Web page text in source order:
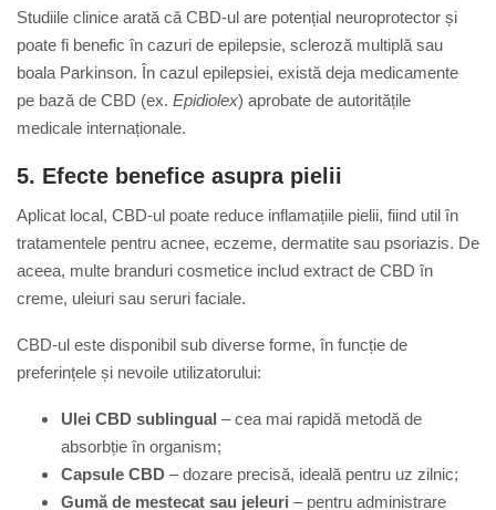
Studiile clinice arată că CBD-ul are potențial neuroprotector și
poate fi benefic în cazuri de epilepsie, scleroză multiplă sau
boala Parkinson. În cazul epilepsiei, există deja medicamente
pe bază de CBD (ex. Epidiolex) aprobate de autoritățile
medicale internaționale.
5. Efecte benefice asupra pielii
Aplicat local, CBD-ul poate reduce inflamațiile pielii, fiind util în
tratamentele pentru acnee, eczeme, dermatite sau psoriazis. De
aceea, multe branduri cosmetice includ extract de CBD în
creme, uleiuri sau seruri faciale.
CBD-ul este disponibil sub diverse forme, în funcție de
preferințele și nevoile utilizatorului:
Ulei CBD sublingual – cea mai rapidă metodă de
absorbție în organism;
Capsule CBD – dozare precisă, ideală pentru uz zilnic;
Gumă de mestecat sau jeleuri – pentru administrare